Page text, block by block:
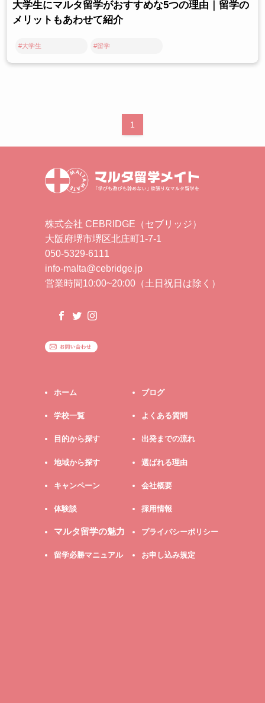
大学生にマルタ留学がおすすめな5つの理由｜留学の
メリットもあわせて紹介
#大学生 #留学
1
株式会社 CEBRIDGE（セブリッジ）
大阪府堺市堺区北庄町1-7-1
050-5329-6111
info-malta@cebridge.jp
営業時間10:00~20:00（土日祝日は除く）
ホーム
学校一覧
目的から探す
地域から探す
キャンペーン
体験談
マルタ留学の魅力
留学必勝マニュアル
ブログ
よくある質問
出発までの流れ
選ばれる理由
会社概要
採用情報
プライバシーポリシー
お申し込み規定